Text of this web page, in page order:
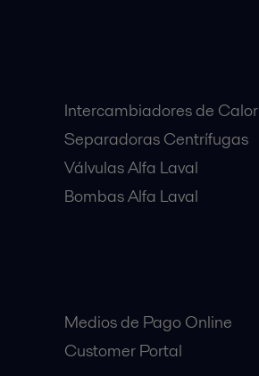
Intercambiadores de Calor
Separadoras Centrífugas
Válvulas Alfa Laval
Bombas Alfa Laval
Medios de Pago Online
Customer Portal